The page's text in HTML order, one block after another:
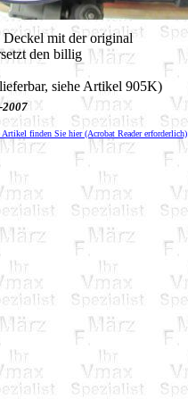
mit der original
den billig
siehe Artikel 905K)
2007
finden Sie hier (Acrobat Reader erforderlich)